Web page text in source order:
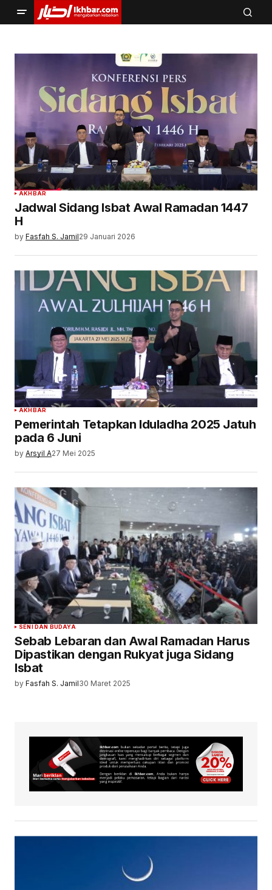
AKHBAR
Jadwal Sidang Isbat Awal Ramadan 1447
H
by Fasfah S. Jamil29 Januari 2026
AKHBAR
Pemerintah Tetapkan Iduladha 2025 Jatuh
pada 6 Juni
by Arsyil A27 Mei 2025
SENI DAN BUDAYA
Sebab Lebaran dan Awal Ramadan Harus
Dipastikan dengan Rukyat juga Sidang
Isbat
by Fasfah S. Jamil30 Maret 2025